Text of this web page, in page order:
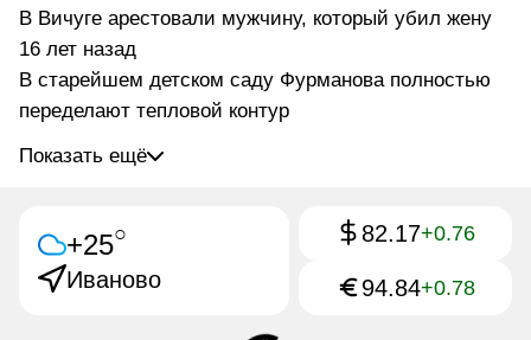
В Вичуге арестовали мужчину, который убил жену
16 лет назад
В старейшем детском саду Фурманова полностью
переделают тепловой контур
Показать ещё
+25○
Иваново
82.17+0.76
94.84+0.78